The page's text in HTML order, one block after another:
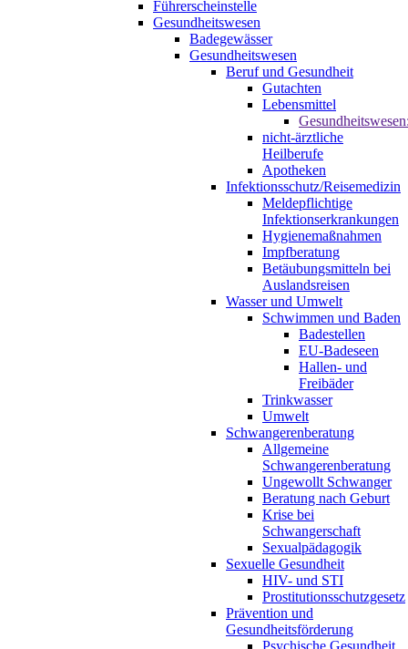
Führerscheinstelle
Gesundheitswesen
Badegewässer
Gesundheitswesen
Beruf und Gesundheit
Gutachten
Lebensmittel
nicht-ärztliche
Heilberufe
Apotheken
Infektionsschutz/Reisemedizin
Meldepflichtige
Infektionserkrankungen
Hygienemaßnahmen
Impfberatung
Betäubungsmitteln bei
Auslandsreisen
Wasser und Umwelt
Schwimmen und Baden
Badestellen
EU-Badeseen
Hallen- und
Freibäder
Trinkwasser
Umwelt
Schwangerenberatung
Allgemeine
Schwangerenberatung
Ungewollt Schwanger
Beratung nach Geburt
Krise bei
Schwangerschaft
Sexualpädagogik
Sexuelle Gesundheit
HIV- und STI
Prostitutionsschutzgesetz
Prävention und
Gesundheitsförderung
Psychische Gesundheit